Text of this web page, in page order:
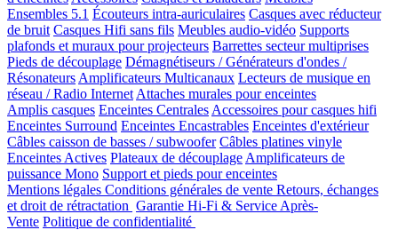
Ensembles 5.1 Écouteurs intra-auriculaires Casques avec réducteur
de bruit Casques Hifi sans fils Meubles audio-vidéo Supports
plafonds et muraux pour projecteurs Barrettes secteur multiprises
Pieds de découplage Démagnétiseurs / Générateurs d'ondes /
Résonateurs Amplificateurs Multicanaux Lecteurs de musique en
réseau / Radio Internet Attaches murales pour enceintes
Amplis casques Enceintes Centrales Accessoires pour casques hifi
Enceintes Surround Enceintes Encastrables Enceintes d'extérieur
Câbles caisson de basses / subwoofer Câbles platines vinyle
Enceintes Actives Plateaux de découplage Amplificateurs de
puissance Mono Support et pieds pour enceintes
Mentions légales Conditions générales de vente Retours, échanges
et droit de rétractation Garantie Hi-Fi & Service Après-
Vente Politique de confidentialité